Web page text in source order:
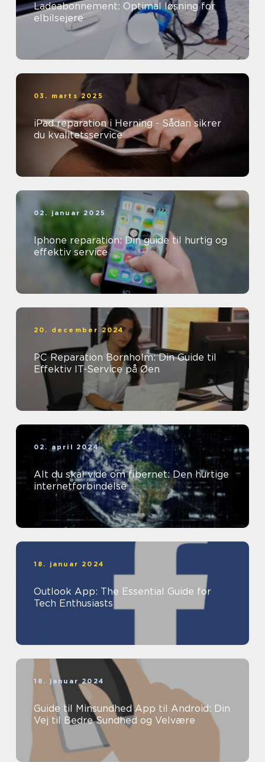
Ladeabonnement: Optimal løsning for
elbilsejere
03. marts 2025
iPad reparation i Herning - Sådan sikrer
du kvalitetsservice
02. januar 2025
Iphone reparation: Din guide til hurtig og
effektiv service
20. december 2024
PC Reparation Bornholm: Din Guide til
Effektiv IT-Service på Øen
02. april 2024
Alt du skal vide om fibernet: Den hurtige
internetforbindelse
18. januar 2024
Outlook App: The Essential Guide for
Tech Enthusiasts
18. januar 2024
Guide til Minsundhed App til Android: Din
Vej til Bedre Sundhed og Velvære